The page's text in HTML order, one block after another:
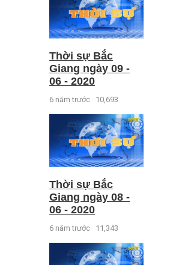
Thời sự Bắc
Giang ngày 09 -
06 - 2020
6 năm trước 10,693
Thời sự Bắc
Giang ngày 08 -
06 - 2020
6 năm trước 11,343